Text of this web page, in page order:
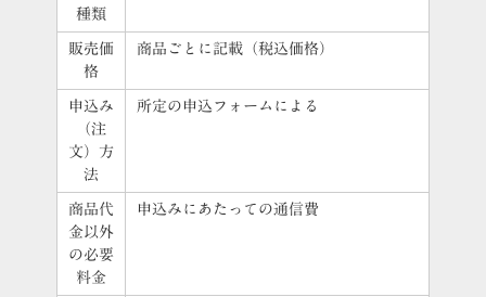
種類
販売価
格
商品ごとに記載（税込価格）
申込み
（注
文）方
法
所定の申込フォームによる
商品代
金以外
の必要
料金
申込みにあたっての通信費